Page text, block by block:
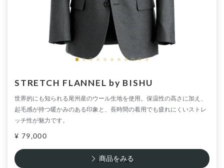
STRETCH FLANNEL by BISHU
世界的にも知られる尾州産のウール生地を使用。保温性の高さに加え、
起毛感が持つ暖かみのある印象と、長時間の着用でも疲れにくいストレ
ッチ性が魅力です。
¥ 79,000
商品をみる